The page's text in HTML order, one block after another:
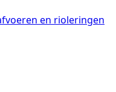
en rioleringen